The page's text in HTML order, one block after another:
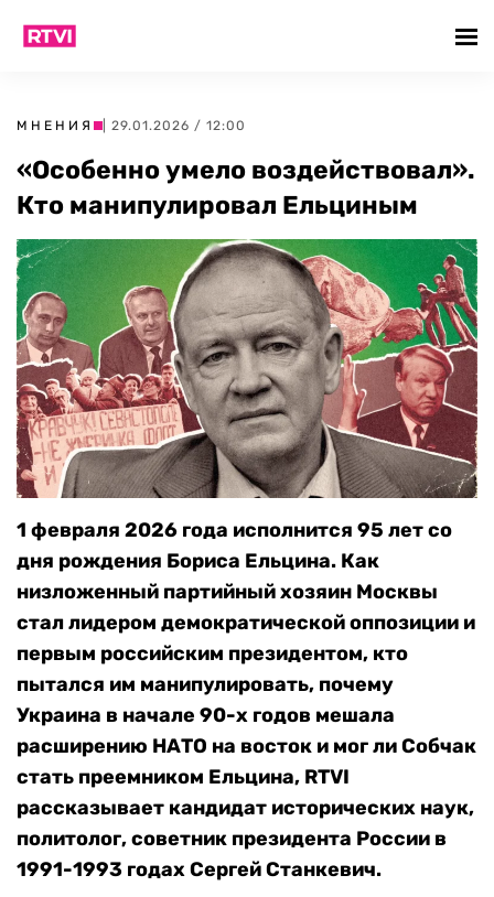
МНЕНИЯ | 29.01.2026 / 12:00
«Особенно умело воздействовал».
Кто манипулировал Ельциным
1 февраля 2026 года исполнится 95 лет со
дня рождения Бориса Ельцина. Как
низложенный партийный хозяин Москвы
стал лидером демократической оппозиции и
первым российским президентом, кто
пытался им манипулировать, почему
Украина в начале 90-х годов мешала
расширению НАТО на восток и мог ли Собчак
стать преемником Ельцина, RTVI
рассказывает кандидат исторических наук,
политолог, советник президента России в
1991-1993 годах Сергей Станкевич.